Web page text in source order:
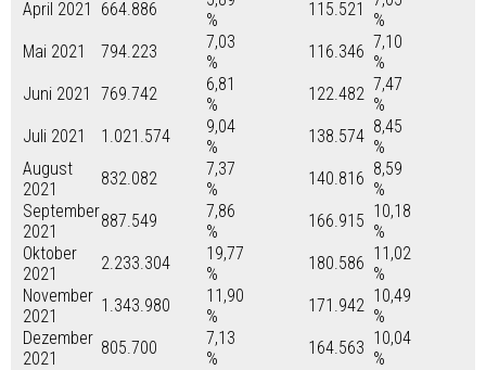
April 2021
664.886
%
115.521
%
Mai 2021
794.223
7,03
%
116.346 7,10
%
Juni 2021
769.742
6,81
%
122.482 7,47
%
Juli 2021
1.021.574
9,04
%
138.574 8,45
%
August
2021
832.082
7,37
%
140.816 8,59
%
September
2021
887.549
7,86
%
166.915 10,18
%
Oktober
2021
2.233.304
19,77
%
180.586 11,02
%
November
2021
1.343.980
11,90
%
171.942 10,49
%
Dezember
2021
805.700
7,13
%
164.563 10,04
%